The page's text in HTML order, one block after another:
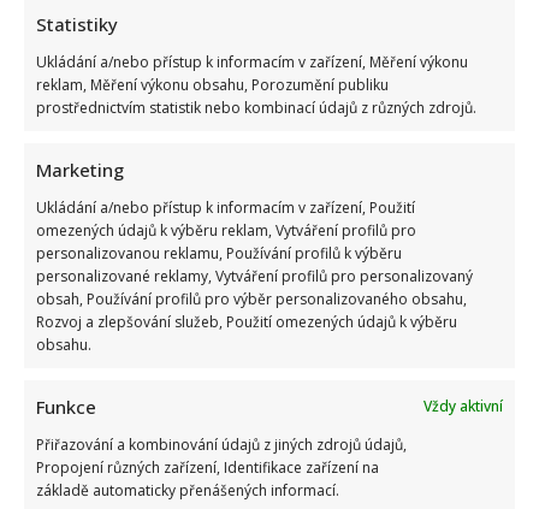
Statistiky
Ukládání a/nebo přístup k informacím v zařízení, Měření výkonu
reklam, Měření výkonu obsahu, Porozumění publiku
prostřednictvím statistik nebo kombinací údajů z různých zdrojů.
Marketing
Ukládání a/nebo přístup k informacím v zařízení, Použití
omezených údajů k výběru reklam, Vytváření profilů pro
personalizovanou reklamu, Používání profilů k výběru
personalizované reklamy, Vytváření profilů pro personalizovaný
obsah, Používání profilů pro výběr personalizovaného obsahu,
Rozvoj a zlepšování služeb, Použití omezených údajů k výběru
obsahu.
Funkce
Vždy aktivní
Přiřazování a kombinování údajů z jiných zdrojů údajů,
Propojení různých zařízení, Identifikace zařízení na
základě automaticky přenášených informací.